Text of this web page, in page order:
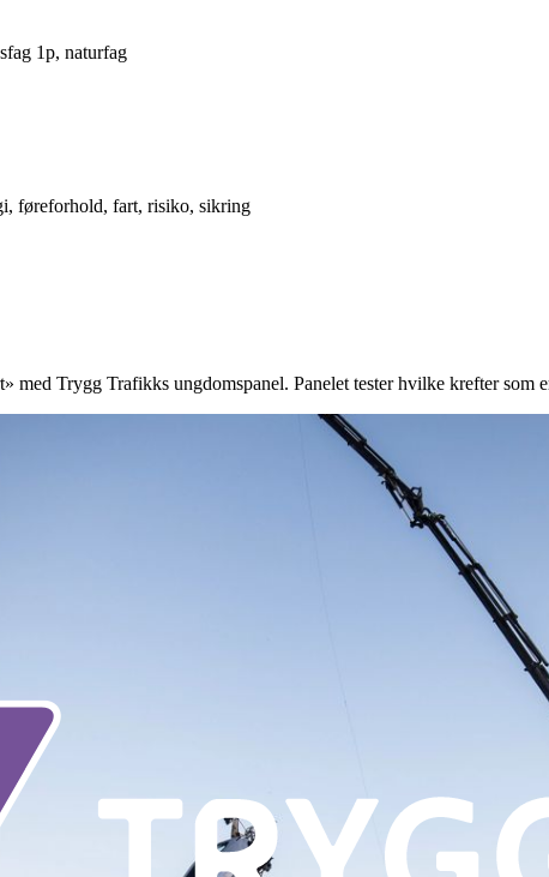
1p, naturfag
føreforhold, fart, risiko, sikring
med Trygg Trafikks ungdomspanel. Panelet tester hvilke krefter